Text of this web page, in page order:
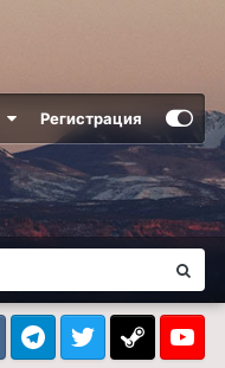
Регистрация
TelegramTwitter Steam